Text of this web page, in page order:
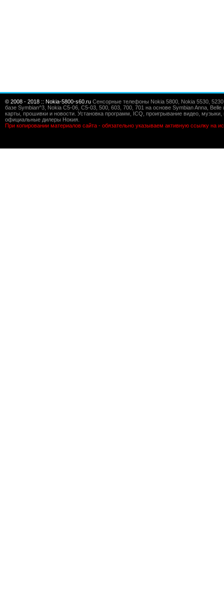
© 2008 - 2018 :: Nokia-5800-s60.ru Сенсорные телефоны Nokia 5800, Nokia 5530,
базе Symbian^3, Nokia C5-06, C5-03, 500, 603, 700, 701 на основе Symbian Anna,
карты, прошивки и новости. Установка программ, ICQ, проигрывание видео,
официальные дилеры Нокия.
При копировании материалов сайта - обязательно указываем активную ссылку на